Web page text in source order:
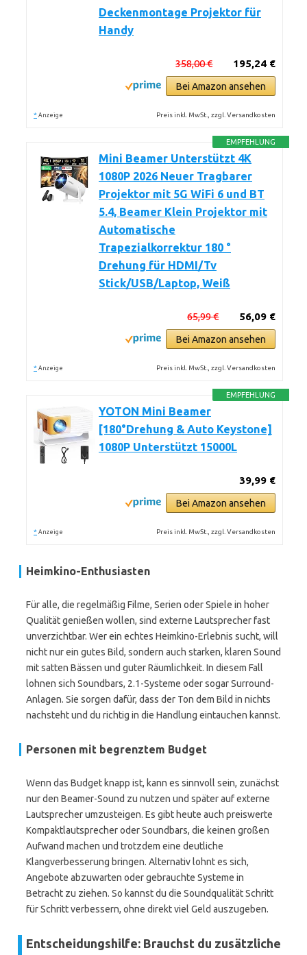
Deckenmontage Projektor für
Handy
195,24 €
358,00 €
Bei Amazon ansehen
* Anzeige Preis inkl. MwSt., zzgl. Versandkosten
EMPFEHLUNG
Mini Beamer Unterstützt 4K
1080P 2026 Neuer Tragbarer
Projektor mit 5G WiFi 6 und BT
5.4, Beamer Klein Projektor mit
Automatische
Trapezialkorrektur 180 °
Drehung für HDMI/Tv
Stick/USB/Laptop, Weiß
56,09 €
65,99 €
Bei Amazon ansehen
* Anzeige Preis inkl. MwSt., zzgl. Versandkosten
EMPFEHLUNG
YOTON Mini Beamer
[180°Drehung & Auto Keystone]
1080P Unterstützt 15000L
39,99 €
Bei Amazon ansehen
* Anzeige Preis inkl. MwSt., zzgl. Versandkosten
Heimkino-Enthusiasten
Für alle, die regelmäßig Filme, Serien oder Spiele in hoher
Qualität genießen wollen, sind externe Lautsprecher fast
unverzichtbar. Wer ein echtes Heimkino-Erlebnis sucht, will
nicht nur ein gutes Bild, sondern auch starken, klaren Sound
mit satten Bässen und guter Räumlichkeit. In diesem Fall
lohnen sich Soundbars, 2.1-Systeme oder sogar Surround-
Anlagen. Sie sorgen dafür, dass der Ton dem Bild in nichts
nachsteht und du richtig in die Handlung eintauchen kannst.
Personen mit begrenztem Budget
Wenn das Budget knapp ist, kann es sinnvoll sein, zunächst
nur den Beamer-Sound zu nutzen und später auf externe
Lautsprecher umzusteigen. Es gibt heute auch preiswerte
Kompaktlautsprecher oder Soundbars, die keinen großen
Aufwand machen und trotzdem eine deutliche
Klangverbesserung bringen. Alternativ lohnt es sich,
Angebote abzuwarten oder gebrauchte Systeme in
Betracht zu ziehen. So kannst du die Soundqualität Schritt
für Schritt verbessern, ohne direkt viel Geld auszugeben.
Entscheidungshilfe: Brauchst du zusätzliche